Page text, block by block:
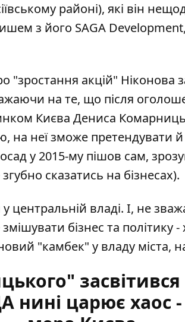
районі), які він
з його SAGA
"зростання акцій" Ніконова
на те, що після
Києва Дениса
на неї зможе претендувати й
у 2015-му пішов сам,
сказатись на бізнесах).
у центральній владі. І, не
бізнес та політику
"камбек" у владу міста,
засвітився
нині царює хаос